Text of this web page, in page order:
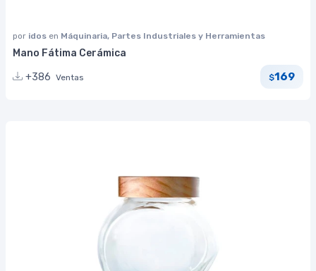
por idos en Máquinaria, Partes Industriales y Herramientas
Mano Fátima Cerámica
+386 Ventas $169